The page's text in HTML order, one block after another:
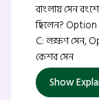
বাংলায় সেন
ছিলেন? Option
C: লক্ষণ সেন,
কেশব সেন
Show